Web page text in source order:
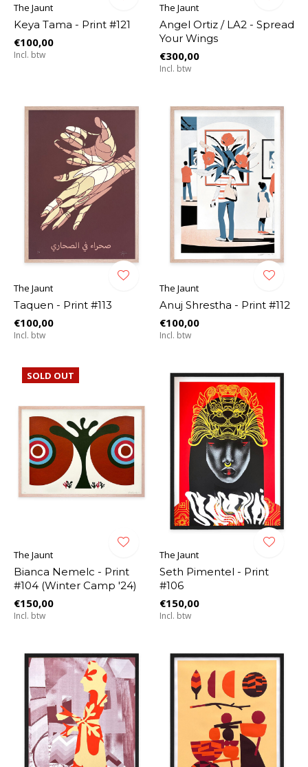
The Jaunt
Keya Tama - Print #121
€100,00
Incl. btw
The Jaunt
Angel Ortiz / LA2 - Spread
Your Wings
€300,00
Incl. btw
The Jaunt
Taquen - Print #113
€100,00
Incl. btw
The Jaunt
Anuj Shrestha - Print #112
€100,00
Incl. btw
SOLD OUT
The Jaunt
Bianca Nemelc - Print
#104 (Winter Camp '24)
€150,00
Incl. btw
The Jaunt
Seth Pimentel - Print
#106
€150,00
Incl. btw